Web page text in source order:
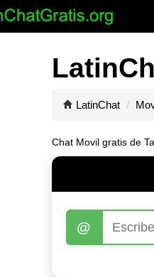
LatinChat
Chat Movil gratis de
@